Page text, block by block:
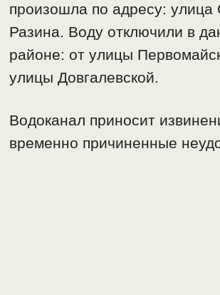
произошла по адресу: улица
Разина. Воду отключили в
районе: от улицы
улицы Довгалевской.
Водоканал приносит
временно причиненные